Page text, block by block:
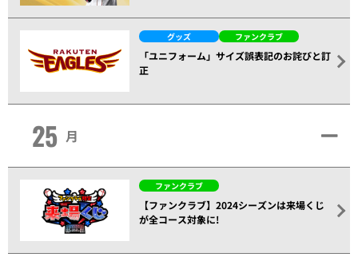
グッズ ファンクラブ
「ユニフォーム」サイズ誤表記のお詫びと訂
正
25 月
ファンクラブ
【ファンクラブ】2024シーズンは来場くじ
が全コース対象に!